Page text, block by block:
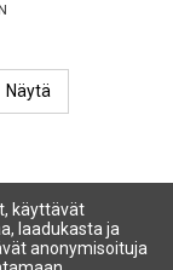
Näytä
käyttävät
laadukasta ja
anonymisoituja